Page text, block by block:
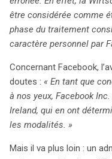
être considérée comme
phase du traitement
caractère personnel par
Concernant Facebook,
doutes : « En tant que
à nos yeux, Facebook
Ireland, qui en ont
les modalités. »
Mais il va plus loin : un